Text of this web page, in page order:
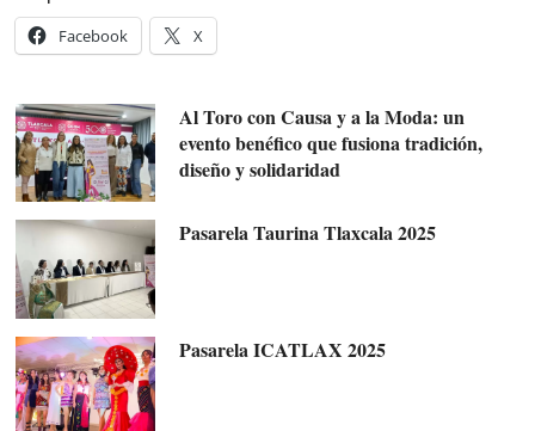
Facebook X
Al Toro con Causa y a la Moda: un
evento benéfico que fusiona tradición,
diseño y solidaridad
Pasarela Taurina Tlaxcala 2025
Pasarela ICATLAX 2025